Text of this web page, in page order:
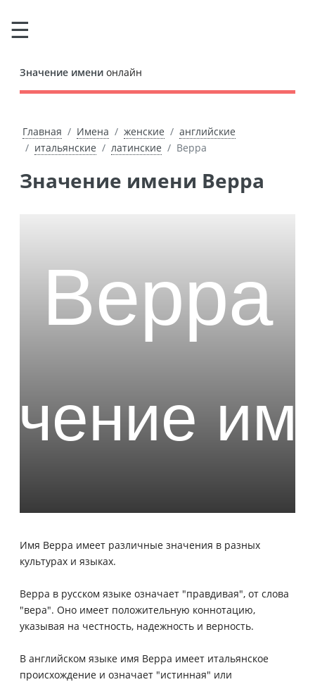
Значение имени онлайн
Главная Имена женские
английские
итальянские
латинские Верра
Значение имени Верра
Имя Верра имеет различные значения в разных
культурах и языках.
Верра в русском языке означает "правдивая", от слова
"вера". Оно имеет положительную коннотацию,
указывая на честность, надежность и верность.
В английском языке имя Верра имеет итальянское
происхождение и означает "истинная" или